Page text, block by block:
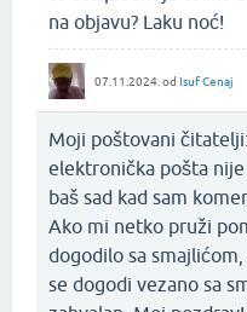
na objavu? Laku noć!
07.11.2024. od Isuf Cenaj
Moji poštovani
elektronička pošta
baš sad kad sam
Ako mi netko pruži
dogodilo sa
se dogodi vezano sa